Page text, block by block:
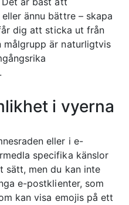
ännu bättre – skapa
dig att sticka ut från
målgrupp är naturligtvis
i vyerna
eller i e-
specifika känslor
sätt, men du kan inte
e-postklienter, som
kan visa emojis på ett